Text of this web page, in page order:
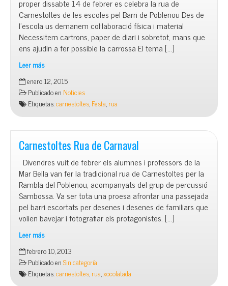
proper dissabte 14 de febrer es celebra la rua de
Carnestoltes de les escoles pel Barri de Poblenou Des de
l’escola us demanem col·laboració física i material
Necessitem cartrons, paper de diari i sobretot, mans que
ens ajudin a fer possible la carrossa El tema […]
Leer más
Rua
Carnestoltes
Dissabte
14
de
febrer
2015
enero 12, 2015
Publicado en Noticies
Etiquetas:carnestoltes,Festa,rua
Carnestoltes Rua de Carnaval
Divendres vuit de febrer els alumnes i professors de la
Mar Bella van fer la tradicional rua de Carnestoltes per la
Rambla del Poblenou, acompanyats del grup de percussió
Sambossa. Va ser tota una proesa afrontar una passejada
pel barri escortats per desenes i desenes de familiars que
volien bavejar i fotografiar els protagonistes. […]
Leer más
Carnestoltes
Rua
de
Carnaval
febrero 10, 2013
Publicado enSin categoría
Etiquetas:carnestoltes,rua,xocolatada